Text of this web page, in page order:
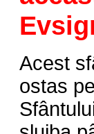
Acest
ostas